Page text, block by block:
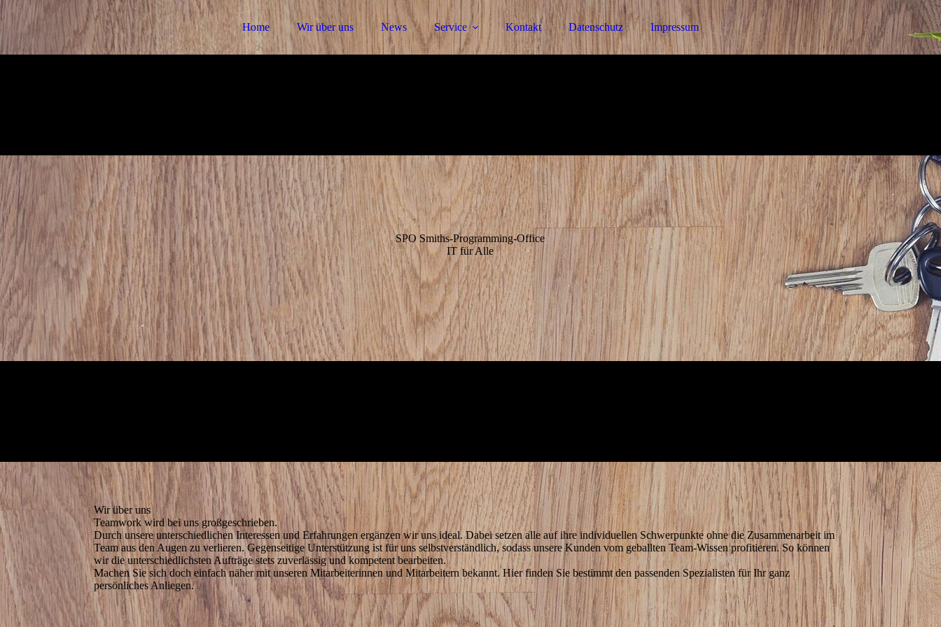
Home Wir über uns News Service Kontakt Datenschutz Impressum
SPO Smiths-Programming-Office
IT für Alle
Wir über uns
Teamwork wird bei uns großgeschrieben.
Durch unsere unterschiedlichen Interessen und Erfahrungen ergänzen wir uns ideal. Dabei setzen alle auf ihre individuellen Schwerpunkte ohne die Zusammenarbeit im
Team aus den Augen zu verlieren. Gegenseitige Unterstützung ist für uns selbstverständlich, sodass unsere Kunden vom geballten Team-Wissen profitieren. So können
wir die unterschiedlichsten Aufträge stets zuverlässig und kompetent bearbeiten.
Machen Sie sich doch einfach näher mit unseren Mitarbeiterinnen und Mitarbeitern bekannt. Hier finden Sie bestimmt den passenden Spezialisten für Ihr ganz
persönliches Anliegen.